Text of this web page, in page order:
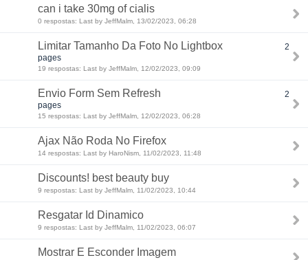
can i take 30mg of cialis
0 respostas: Last by JeffMalm, 13/02/2023, 06:28
Limitar Tamanho Da Foto No Lightbox
2
pages
19 respostas: Last by JeffMalm, 12/02/2023, 09:09
Envio Form Sem Refresh
2
pages
15 respostas: Last by JeffMalm, 12/02/2023, 06:28
Ajax Não Roda No Firefox
14 respostas: Last by HaroNism, 11/02/2023, 11:48
Discounts! best beauty buy
9 respostas: Last by JeffMalm, 11/02/2023, 10:44
Resgatar Id Dinamico
9 respostas: Last by JeffMalm, 11/02/2023, 06:07
Mostrar E Esconder Imagem